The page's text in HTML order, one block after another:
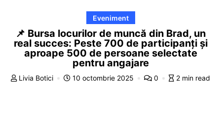
Eveniment
📌 Bursa locurilor de muncă din Brad, un
real succes: Peste 700 de participanți și
aproape 500 de persoane selectate
pentru angajare
Livia Botici 10 octombrie 2025 0 2 min read